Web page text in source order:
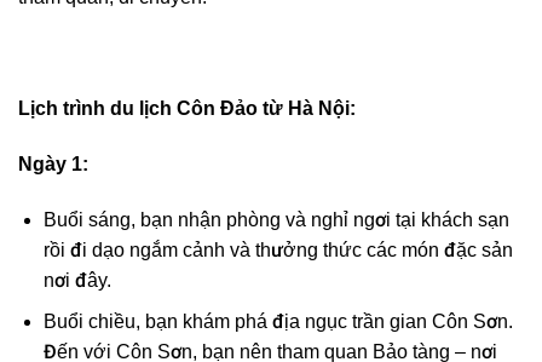
Lịch trình du lịch Côn Đảo từ Hà Nội:
Ngày 1:
Buổi sáng, bạn nhận phòng và nghỉ ngơi tại khách sạn
rồi đi dạo ngắm cảnh và thưởng thức các món đặc sản
nơi đây.
Buổi chiều, bạn khám phá địa ngục trần gian Côn Sơn.
Đến với Côn Sơn, bạn nên tham quan Bảo tàng – nơi